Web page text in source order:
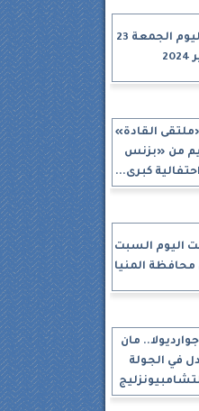
سعر الذهب اليوم الجمعة 23
القادة»
من «بزنس
كبرى...
اليوم السبت
مان
في الجولة